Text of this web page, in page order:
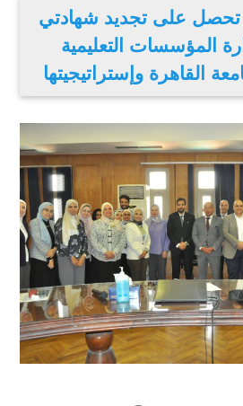
على تجديد شهادتي
المؤسسات التعليمية
القاهرة وإستراتيجيتها